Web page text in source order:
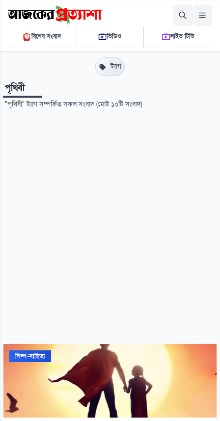
শনিবার, ০৮ আগস্ট ২০২৬
০১:২৭:০২ পি.এম.THE DAILY AJKER PROTTASHA
বিশেষ সংবাদ ভিডিও লাইভ টিভি
ট্যাগ
পৃথিবী
"পৃথিবী" ট্যাগ সম্পর্কিত সকল সংবাদ (মোট ১০টি সংবাদ)
শিল্প-সাহিত্য